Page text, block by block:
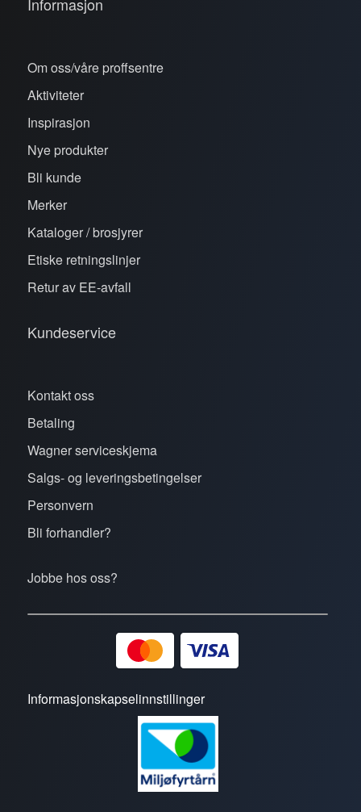
Informasjon
Om oss/våre proffsentre
Aktiviteter
Inspirasjon
Nye produkter
Bli kunde
Merker
Kataloger / brosjyrer
Etiske retningslinjer
Retur av EE-avfall
Kundeservice
Kontakt oss
Betaling
Wagner serviceskjema
Salgs- og leveringsbetingelser
Personvern
Bli forhandler?
Jobbe hos oss?
Informasjonskapselinnstillinger